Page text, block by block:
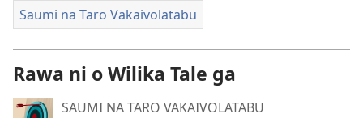
Saumi na Taro Vakaivolatabu
Rawa ni o Wilika Tale ga
SAUMI NA TARO VAKAIVOLATABU